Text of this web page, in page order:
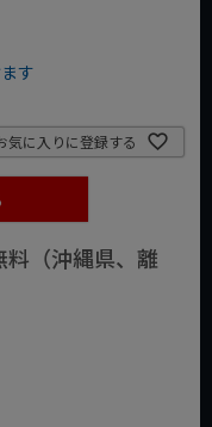
す
気に入りに登録する
（沖縄県、離